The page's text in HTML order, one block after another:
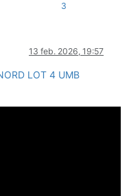
3
13 feb. 2026, 19:57
LOT 4 UMB